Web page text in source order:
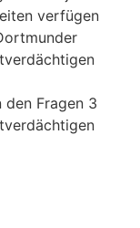
verfügen
den Fragen 3